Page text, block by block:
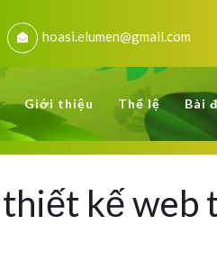
hoasi.elumen@gmail.com
Giới thiệu Thể lệ Bài
kế web